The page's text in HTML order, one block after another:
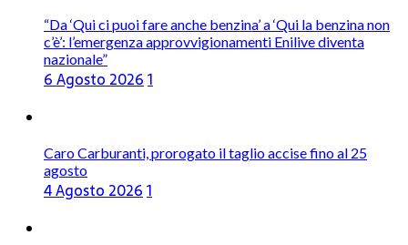
“Da ‘Qui ci puoi fare anche benzina’ a ‘Qui la benzina non
c’è’: l’emergenza approvvigionamenti Enilive diventa
nazionale”
6 Agosto 20261
Caro Carburanti, prorogato il taglio accise fino al 25
agosto
4 Agosto 20261